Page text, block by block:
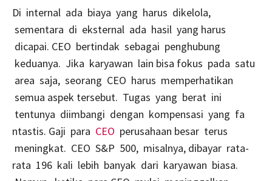
Di internal ada biaya yang harus dikelola,
sementara di eksternal ada hasil yang harus
dicapai. CEO bertindak sebagai penghubung
keduanya. Jika karyawan lain bisa fokus pada satu
area saja, seorang CEO harus memperhatikan
semua aspek tersebut. Tugas yang berat ini
tentunya diimbangi dengan kompensasi yang fa
ntastis. Gaji para CEO perusahaan besar terus
meningkat. CEO S&P 500, misalnya, dibayar rata-
rata 196 kali lebih banyak dari karyawan biasa.